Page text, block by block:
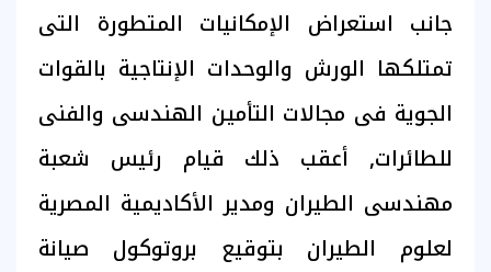
جانب استعراض الإمكانيات المتطورة التى
تمتلكها الورش والوحدات الإنتاجية بالقوات
الجوية فى مجالات التأمين الهندسى والفنى
للطائرات, أعقب ذلك قيام رئيس شعبة
مهندسى الطيران ومدير الأكاديمية المصرية
لعلوم الطيران بتوقيع بروتوكول صيانة